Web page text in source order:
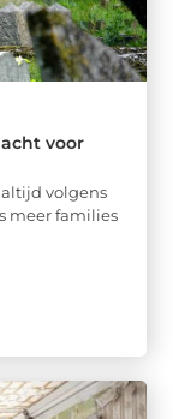
voor
volgens
meer families